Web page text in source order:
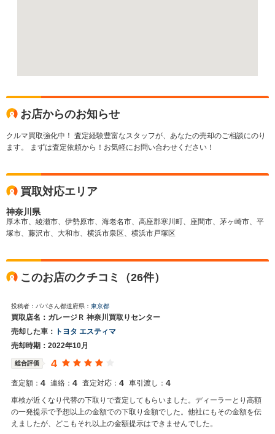
お店からのお知らせ
クルマ買取強化中！ 査定経験豊富なスタッフが、あなたの売却のご相談にのり
ます。 まずは査定依頼から！お気軽にお問い合わせください！
買取対応エリア
神奈川県
厚木市、綾瀬市、伊勢原市、海老名市、高座郡寒川町、座間市、茅ヶ崎市、平
塚市、藤沢市、大和市、横浜市泉区、横浜市戸塚区
このお店のクチコミ（26件）
投稿者：パパさん都道府県： 東京都
買取店名：ガレージＲ 神奈川買取りセンター
売却した車：
トヨタ エスティマ
売却時期：2022年10月
総合評価 4
査定額： 4 連絡： 4 査定対応： 4 車引渡し： 4
車検が近くなり代替の下取りで査定してもらいました。ディーラーとり高額
の一発提示で予想以上の金額での下取り金額でした。他社にもその金額を伝
えましたが、どこもそれ以上の金額提示はできませんでした。